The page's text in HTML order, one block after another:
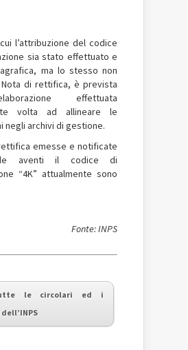
l’attribuzione del codice
sia stato effettuato e
ma lo stesso non
di rettifica, è prevista
effettuata
volta ad allineare le
negli archivi di gestione.
emesse e notificate
aventi il codice di
“4K” attualmente sono
Fonte: INPS
le circolari ed i